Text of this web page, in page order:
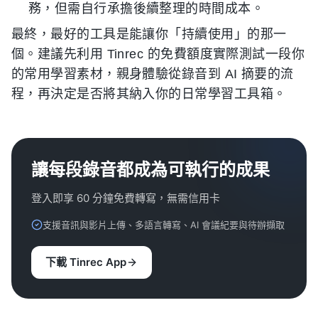
務，但需自行承擔後續整理的時間成本。
最終，最好的工具是能讓你「持續使用」的那一
個。建議先利用 Tinrec 的免費額度實際測試一段你
的常用學習素材，親身體驗從錄音到 AI 摘要的流
程，再決定是否將其納入你的日常學習工具箱。
讓每段錄音都成為可執行的成果
登入即享 60 分鐘免費轉寫，無需信用卡
支援音訊與影片上傳、多語言轉寫、AI 會議紀要與待辦擷取
下載 Tinrec App